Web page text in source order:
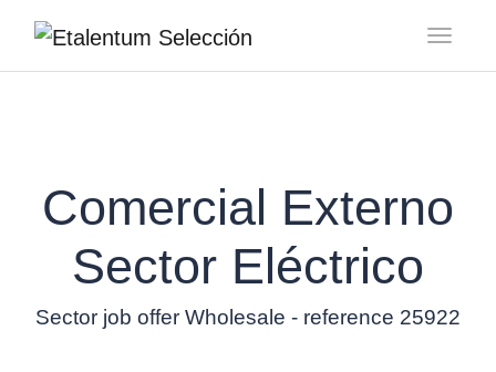
Comercial Externo
Sector Eléctrico
Sector job offer Wholesale - reference 25922